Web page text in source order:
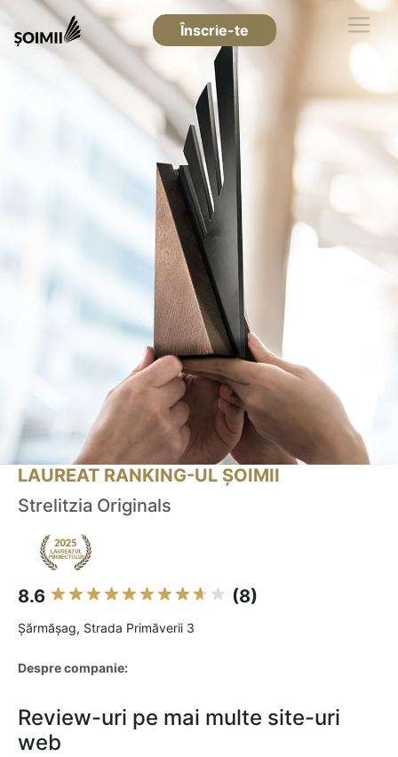
Înscrie-te
LAUREAT RANKING-UL ȘOIMII
Strelitzia Originals
8.6 (8)
Şărmăşag, Strada Primăverii 3
Despre companie:
Review-uri pe mai multe site-uri
web